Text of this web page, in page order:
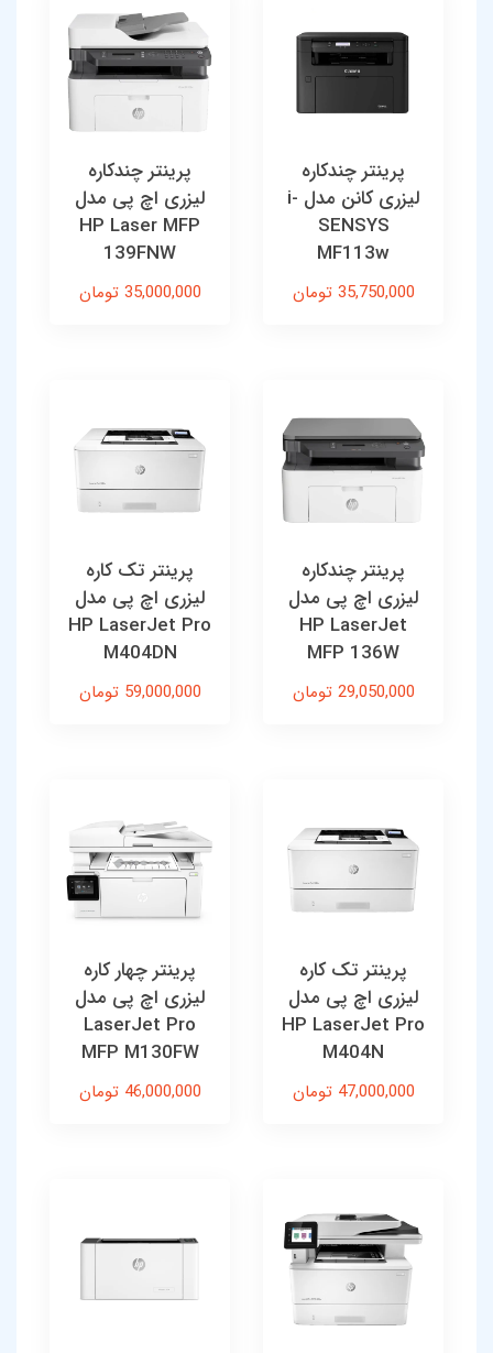
پرینتر چندکاره
لیزری کانن مدل i-
SENSYS
MF113w
35,750,000 تومان
پرینتر چندکاره
لیزری اچ‌ پی مدل
HP Laser MFP
139FNW
35,000,000 تومان
پرینتر چندکاره
لیزری اچ پی مدل
HP LaserJet
MFP 136W
29,050,000 تومان
پرینتر تک کاره
لیزری اچ پی مدل
HP LaserJet Pro
M404DN
59,000,000 تومان
پرینتر تک کاره
لیزری اچ پی مدل
HP LaserJet Pro
M404N
47,000,000 تومان
پرینتر چهار کاره
لیزری اچ پی مدل
LaserJet Pro
MFP M130FW
46,000,000 تومان